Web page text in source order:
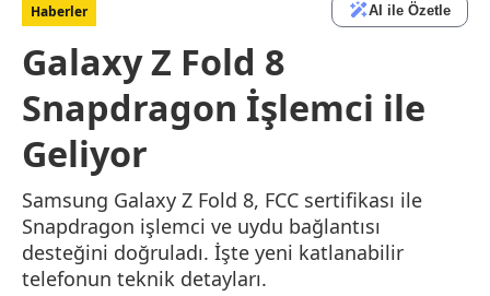
Haberler AI ile Özetle
Galaxy Z Fold 8
Snapdragon İşlemci ile
Geliyor
Samsung Galaxy Z Fold 8, FCC sertifikası ile
Snapdragon işlemci ve uydu bağlantısı
desteğini doğruladı. İşte yeni katlanabilir
telefonun teknik detayları.